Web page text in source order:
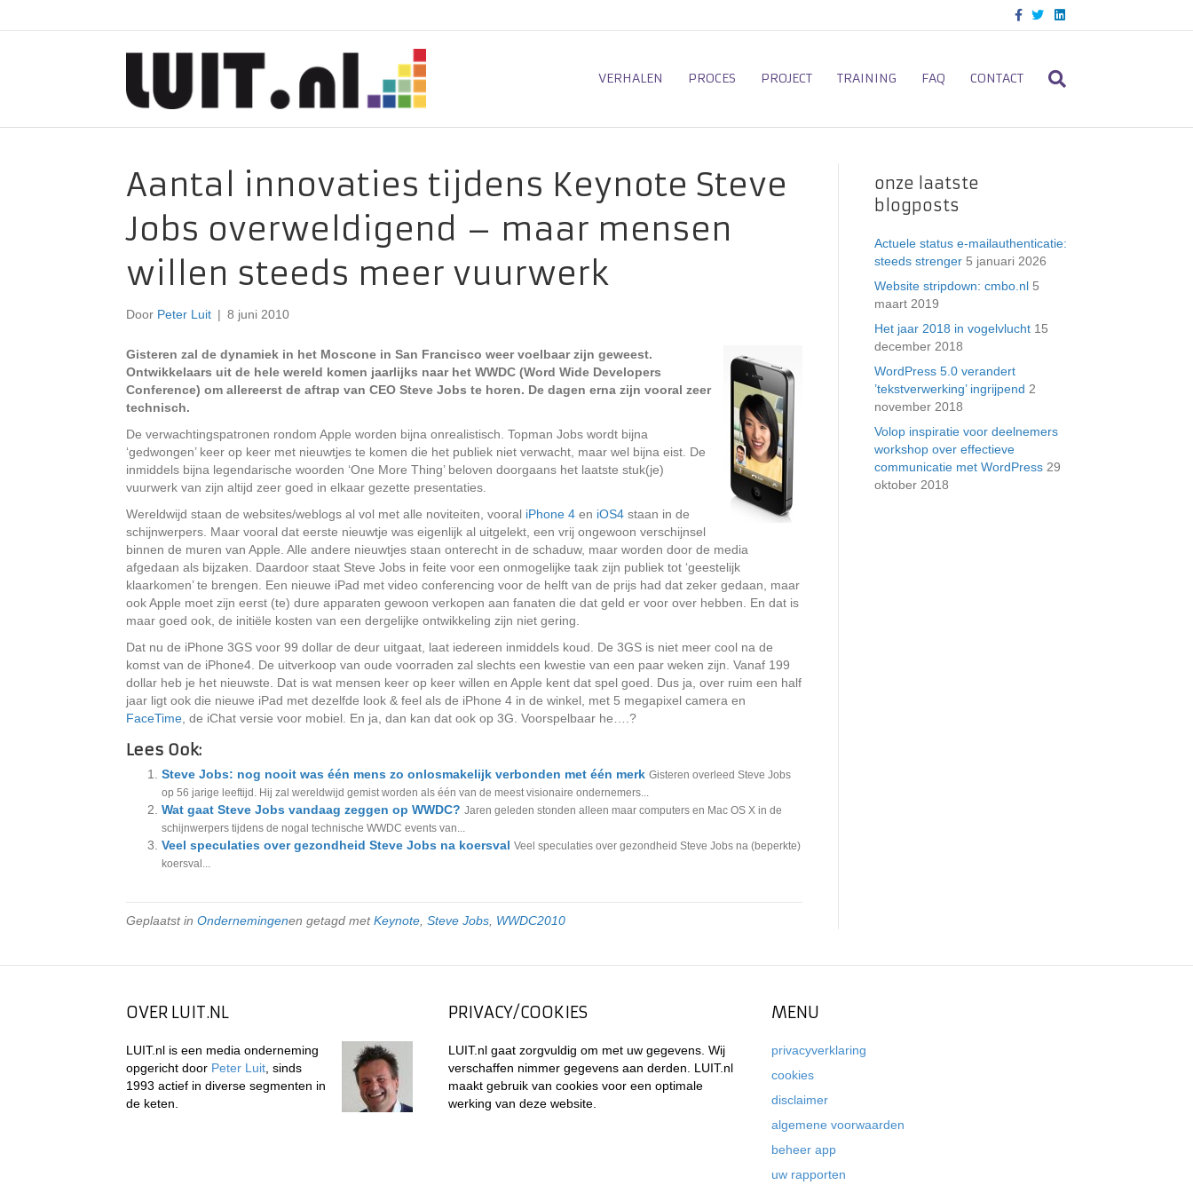
c
o
o
T
i
e
L
n
d
VERHALEN PROCES PROJECT TRAINING FAQ CONTACT
Aantal innovaties tijdens Keynote Steve
Jobs overweldigend – maar mensen
willen steeds meer vuurwerk
Door Peter Luit | 8 juni 2010
Gisteren zal de dynamiek in het Moscone in San Francisco weer voelbaar zijn geweest.
Ontwikkelaars uit de hele wereld komen jaarlijks naar het WWDC (Word Wide Developers
Conference) om allereerst de aftrap van CEO Steve Jobs te horen. De dagen erna zijn vooral zeer
technisch.
De verwachtingspatronen rondom Apple worden bijna onrealistisch. Topman Jobs wordt bijna
‘gedwongen’ keer op keer met nieuwtjes te komen die het publiek niet verwacht, maar wel bijna eist. De
inmiddels bijna legendarische woorden ‘One More Thing’ beloven doorgaans het laatste stuk(je)
vuurwerk van zijn altijd zeer goed in elkaar gezette presentaties.
Wereldwijd staan de websites/weblogs al vol met alle noviteiten, vooral iPhone 4 en iOS4 staan in de
schijnwerpers. Maar vooral dat eerste nieuwtje was eigenlijk al uitgelekt, een vrij ongewoon verschijnsel
binnen de muren van Apple. Alle andere nieuwtjes staan onterecht in de schaduw, maar worden door de media
afgedaan als bijzaken. Daardoor staat Steve Jobs in feite voor een onmogelijke taak zijn publiek tot ‘geestelijk
klaarkomen’ te brengen. Een nieuwe iPad met video conferencing voor de helft van de prijs had dat zeker gedaan, maar
ook Apple moet zijn eerst (te) dure apparaten gewoon verkopen aan fanaten die dat geld er voor over hebben. En dat is
maar goed ook, de initiële kosten van een dergelijke ontwikkeling zijn niet gering.
Dat nu de iPhone 3GS voor 99 dollar de deur uitgaat, laat iedereen inmiddels koud. De 3GS is niet meer cool na de
komst van de iPhone4. De uitverkoop van oude voorraden zal slechts een kwestie van een paar weken zijn. Vanaf 199
dollar heb je het nieuwste. Dat is wat mensen keer op keer willen en Apple kent dat spel goed. Dus ja, over ruim een half
jaar ligt ook die nieuwe iPad met dezelfde look & feel als de iPhone 4 in de winkel, met 5 megapixel camera en
FaceTime , de iChat versie voor mobiel. En ja, dan kan dat ook op 3G. Voorspelbaar he….?
Lees Ook:
Steve Jobs: nog nooit was één mens zo onlosmakelijk verbonden met één merk Gisteren overleed Steve Jobs
op 56 jarige leeftijd. Hij zal wereldwijd gemist worden als één van de meest visionaire ondernemers...
Wat gaat Steve Jobs vandaag zeggen op WWDC? Jaren geleden stonden alleen maar computers en Mac OS X in de
schijnwerpers tijdens de nogal technische WWDC events van...
Veel speculaties over gezondheid Steve Jobs na koersval Veel speculaties over gezondheid Steve Jobs na (beperkte)
koersval...
Geplaatst in Ondernemingenen getagd metKeynote Steve Jobs WWDC2010
onze laatste
blogposts
Actuele status e-mailauthenticatie:
steeds strenger 5 januari 2026
Website stripdown: cmbo.nl 5
maart 2019
Het jaar 2018 in vogelvlucht 15
december 2018
WordPress 5.0 verandert
’tekstverwerking’ ingrijpend 2
november 2018
Volop inspiratie voor deelnemers
workshop over effectieve
communicatie met WordPress 29
oktober 2018
OVER LUIT.NL
LUIT.nl is een media onderneming
opgericht door Peter Luit , sinds
1993 actief in diverse segmenten in
de keten.
PRIVACY/COOKIES
LUIT.nl gaat zorgvuldig om met uw gegevens. Wij
verschaffen nimmer gegevens aan derden. LUIT.nl
maakt gebruik van cookies voor een optimale
werking van deze website.
MENU
privacyverklaring
cookies
disclaimer
algemene voorwaarden
beheer app
uw rapporten